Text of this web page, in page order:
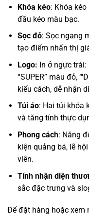
Khóa kéo: Khóa
đầu kéo màu bạc.
Sọc đỏ: Sọc ngang
tạo điểm nhấn thị
Logo: In ở ngực trái:
“SUPER” màu đỏ,
kiểu cách, dễ nhận
Túi áo: Hai túi khóa
và tăng tính thực
Phong cách: Năng
kiện quảng bá, lễ
viên.
Tính nhận diện
sắc đặc trưng và
Để đặt hàng hoặc xem